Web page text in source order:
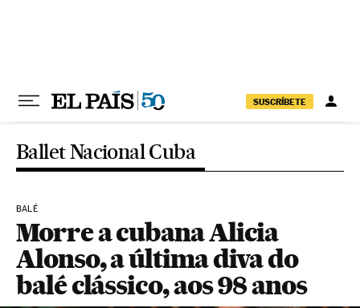
SUSCRÍBETE
Ballet Nacional Cuba
BALÉ
Morre a cubana Alicia
Alonso, a última diva do
balé clássico, aos 98 anos